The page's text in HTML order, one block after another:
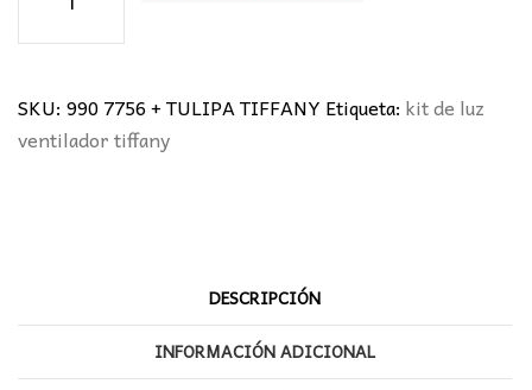
para
Tiffany
Cuero
SKU: 990 7756 + TULIPA TIFFANY Etiqueta: kit de luz
ventilador tiffany
DESCRIPCIÓN
INFORMACIÓN ADICIONAL